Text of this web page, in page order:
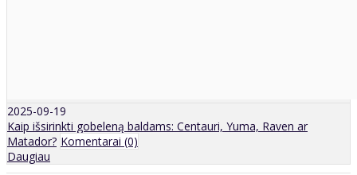
2025-09-19
Kaip išsirinkti gobeleną baldams: Centauri, Yuma, Raven ar
Matador? Komentarai (0)
Daugiau